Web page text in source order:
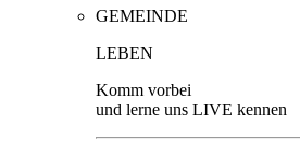
GEMEINDE
LEBEN
Komm vorbei
und lerne uns LIVE kennen